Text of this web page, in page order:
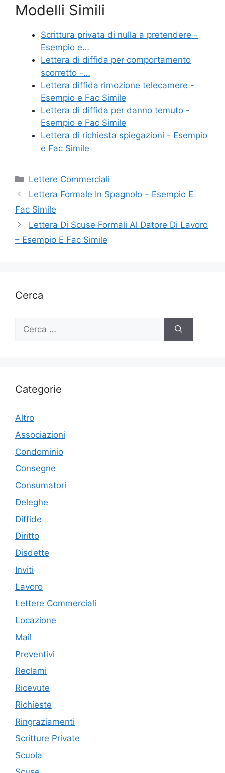
c
e
b
o
o
k
itt
er
er
e
st
ai
l
di
di
Modelli Simili
Scrittura privata di nulla a pretendere -
Esempio e…
Lettera di diffida per comportamento
scorretto -…
Lettera diffida rimozione telecamere -
Esempio e Fac Simile
Lettera di diffida per danno temuto -
Esempio e Fac Simile
Lettera di richiesta spiegazioni - Esempio
e Fac Simile
Categorie
Lettere Commerciali
Lettera Formale In Spagnolo – Esempio E
Fac Simile
Lettera Di Scuse Formali Al Datore Di Lavoro
– Esempio E Fac Simile
Cerca
per:
Categorie
Altro
Associazioni
Condominio
Consegne
Consumatori
Deleghe
Diffide
Diritto
Disdette
Inviti
Lavoro
Lettere Commerciali
Locazione
Mail
Preventivi
Reclami
Ricevute
Richieste
Ringraziamenti
Scritture Private
Scuola